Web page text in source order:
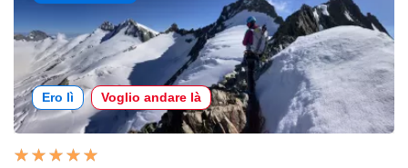
Ero lì Voglio andare là